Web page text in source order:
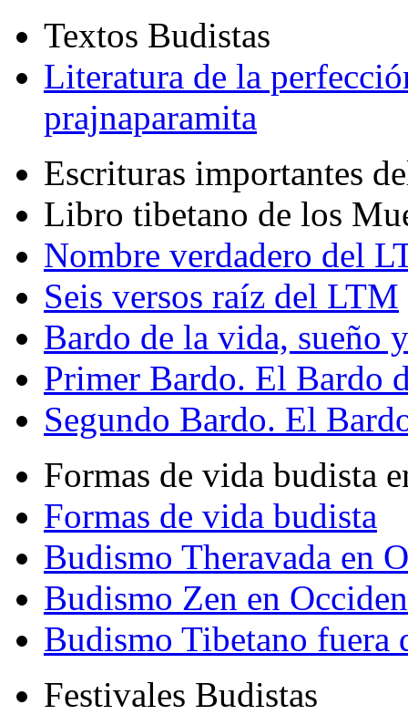
Textos Budistas
Literatura de la
prajnaparamita
Escrituras importantes
Libro tibetano de los
Nombre verdadero del
Seis versos raíz del LTM
Bardo de la vida, sueño
Primer Bardo. El Bardo
Segundo Bardo. El
Formas de vida budista
Formas de vida budista
Budismo Theravada en
Budismo Zen en
Budismo Tibetano fuera
Festivales Budistas